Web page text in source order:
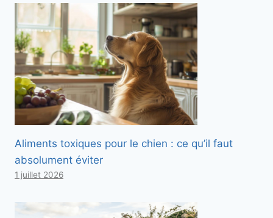
Aliments toxiques pour le chien : ce qu’il faut
absolument éviter
1 juillet 2026